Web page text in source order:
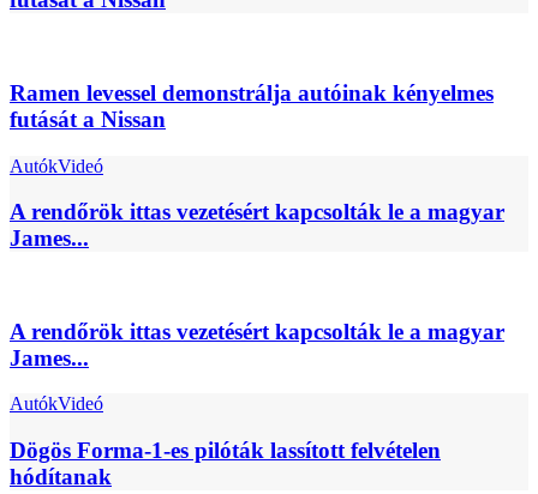
Ramen levessel demonstrálja autóinak kényelmes
futását a Nissan
AutókVideó
A rendőrök ittas vezetésért kapcsolták le a magyar
James...
A rendőrök ittas vezetésért kapcsolták le a magyar
James...
AutókVideó
Dögös Forma-1-es pilóták lassított felvételen
hódítanak